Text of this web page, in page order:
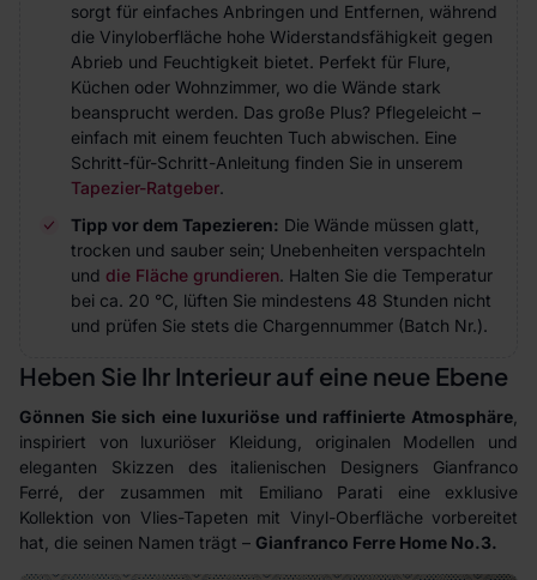
sorgt für einfaches Anbringen und Entfernen, während
die Vinyloberfläche hohe Widerstandsfähigkeit gegen
Abrieb und Feuchtigkeit bietet. Perfekt für Flure,
Küchen oder Wohnzimmer, wo die Wände stark
beansprucht werden. Das große Plus? Pflegeleicht –
einfach mit einem feuchten Tuch abwischen. Eine
Schritt-für-Schritt-Anleitung finden Sie in unserem
Tapezier-Ratgeber.
Tipp vor dem Tapezieren: Die Wände müssen glatt,
trocken und sauber sein; Unebenheiten verspachteln
und die Fläche grundieren. Halten Sie die Temperatur
bei ca. 20 °C, lüften Sie mindestens 48 Stunden nicht
und prüfen Sie stets die Chargennummer (Batch Nr.).
Heben Sie Ihr Interieur auf eine neue Ebene
Gönnen Sie sich eine luxuriöse und raffinierte Atmosphäre
inspiriert von luxuriöser Kleidung, originalen Modellen und
eleganten Skizzen des italienischen Designers Gianfranco
Ferré, der zusammen mit Emiliano Parati eine exklusive
Kollektion von Vlies-Tapeten mit Vinyl-Oberfläche vorbereitet
hat, die seinen Namen trägt – Gianfranco Ferre Home No.3.